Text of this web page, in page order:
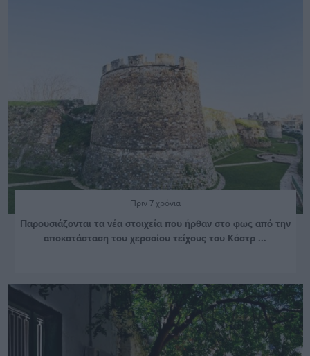
Πριν 7 χρόνια
Παρουσιάζονται τα νέα στοιχεία που ήρθαν στο φως από την
αποκατάσταση του χερσαίου τείχους του Κάστρ ...